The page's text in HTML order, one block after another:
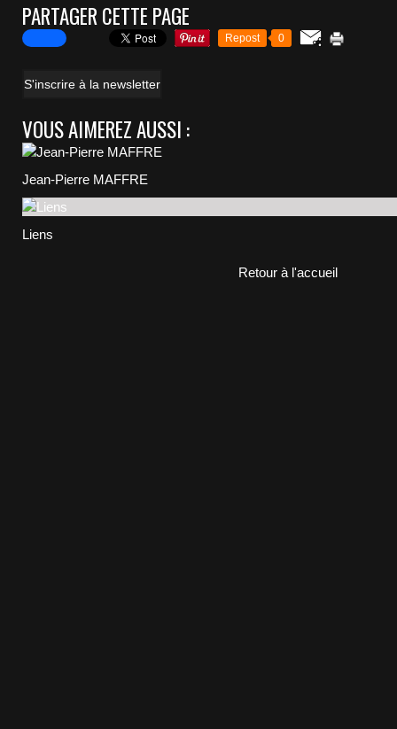
PARTAGER CETTE PAGE
Repost 0
S'inscrire à la newsletter
VOUS AIMEREZ AUSSI :
Jean-Pierre MAFFRE
Liens
Retour à l'accueil